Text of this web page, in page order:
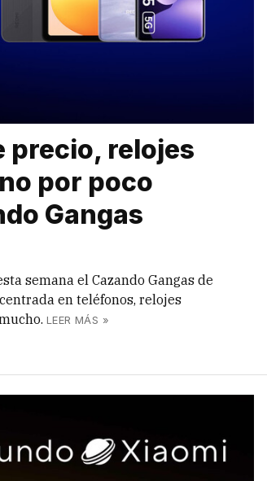
precio, relojes
por poco
Gangas
semana el Cazando Gangas de
en teléfonos, relojes
LEER MÁS »